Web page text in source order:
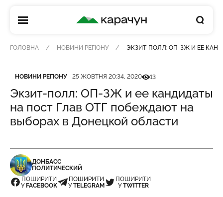
КАРАЧУН
ГОЛОВНА НОВИНИ РЕГІОНУ ЭКЗИТ-ПОЛЛ: ОП-ЗЖ И ЕЕ
Категорія
НОВИНИ РЕГІОНУ
Дата публікації 25 ЖОВТНЯ 20:34, 2020Кількість переглядів
13
Экзит-полл: ОП-ЗЖ и ее кандидаты
на пост Глав ОТГ побеждают на
выборах в Донецкой области
ДОНБАСС
ПОЛИТИЧЕСКИЙ
ПОШИРИТИ
У FACEBOOK
ПОШИРИТИ
УTELEGRAM
ПОШИРИТИ
УTWITTER